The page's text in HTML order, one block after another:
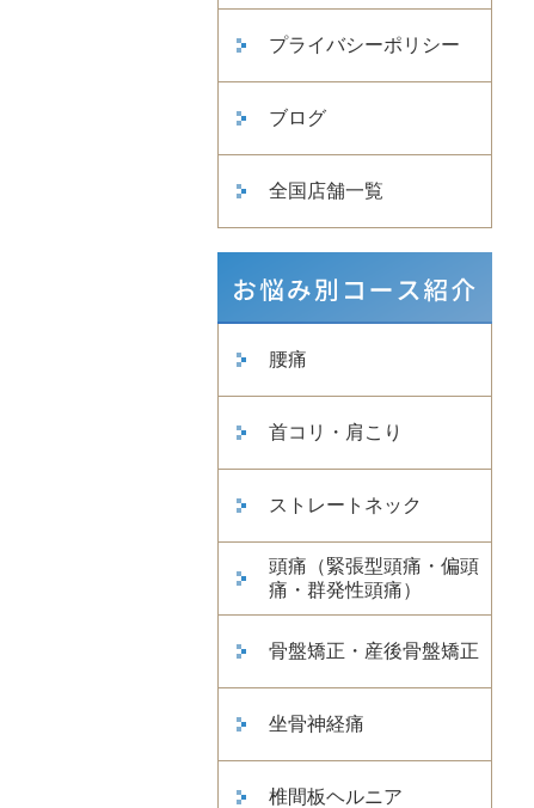
プライバシーポリシー
ブログ
全国店舗一覧
腰痛
首コリ・肩こり
ストレートネック
頭痛（緊張型頭痛・偏頭
痛・群発性頭痛）
骨盤矯正・産後骨盤矯正
坐骨神経痛
椎間板ヘルニア